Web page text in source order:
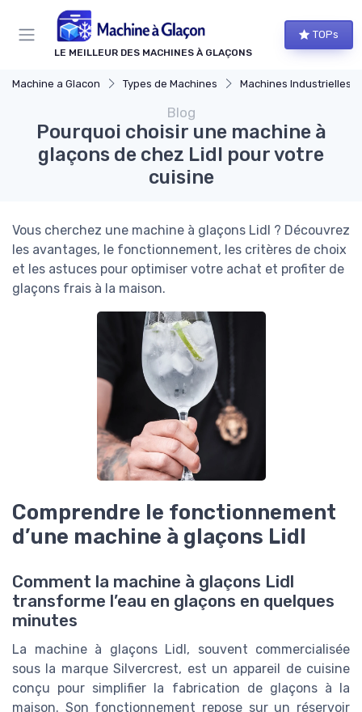
LE MEILLEUR DES MACHINES À GLAÇONS
TOPs
Machine a Glacon Types de Machines Machines Industrielles
Blog
Pourquoi choisir une machine à
glaçons de chez Lidl pour votre
cuisine
Vous cherchez une machine à glaçons Lidl ? Découvrez
les avantages, le fonctionnement, les critères de choix
et les astuces pour optimiser votre achat et profiter de
glaçons frais à la maison.
Comprendre le fonctionnement
d’une machine à glaçons Lidl
Comment la machine à glaçons Lidl
transforme l’eau en glaçons en quelques
minutes
La machine à glaçons Lidl, souvent commercialisée
sous la marque Silvercrest, est un appareil de cuisine
conçu pour simplifier la fabrication de glaçons à la
maison. Son fonctionnement repose sur un réservoir
Panneau de gestion des cookies